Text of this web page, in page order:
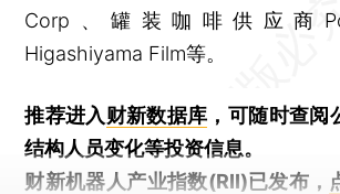
Corp、罐装咖啡供应商
Higashiyama Film等。
推荐进入财新数据库 ，可随时查阅
结构人员变化等投资信息。
财新机器人产业指数(RII)已发布，